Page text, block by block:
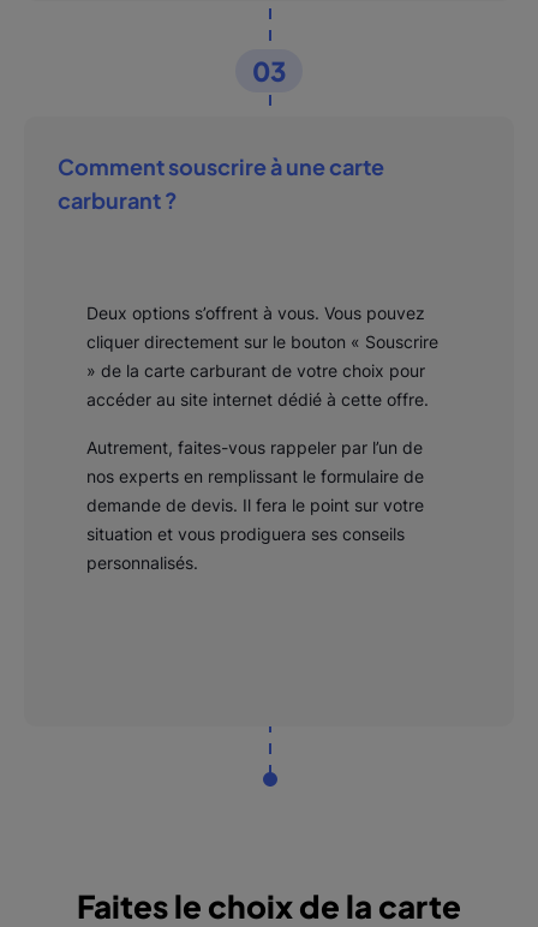
03
Comment souscrire à une carte
carburant ?
Deux options s’offrent à vous. Vous pouvez
cliquer directement sur le bouton « Souscrire
» de la carte carburant de votre choix pour
accéder au site internet dédié à cette offre.
Autrement, faites-vous rappeler par l’un de
nos experts en remplissant le formulaire de
demande de devis. Il fera le point sur votre
situation et vous prodiguera ses conseils
personnalisés.
Faites le choix de la carte